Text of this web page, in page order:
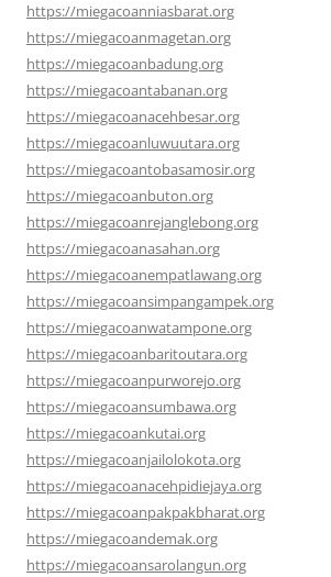
https://miegacoanniasbarat.org
https://miegacoanmagetan.org
https://miegacoanbadung.org
https://miegacoantabanan.org
https://miegacoanacehbesar.org
https://miegacoanluwuutara.org
https://miegacoantobasamosir.org
https://miegacoanbuton.org
https://miegacoanrejanglebong.org
https://miegacoanasahan.org
https://miegacoanempatlawang.org
https://miegacoansimpangampek.org
https://miegacoanwatampone.org
https://miegacoanbaritoutara.org
https://miegacoanpurworejo.org
https://miegacoansumbawa.org
https://miegacoankutai.org
https://miegacoanjailolokota.org
https://miegacoanacehpidiejaya.org
https://miegacoanpakpakbharat.org
https://miegacoandemak.org
https://miegacoansarolangun.org